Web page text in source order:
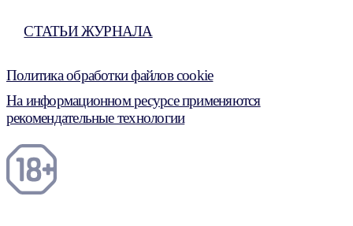
СТАТЬИ ЖУРНАЛА
Политика обработки файлов cookie
На информационном ресурсе применяются
рекомендательные технологии